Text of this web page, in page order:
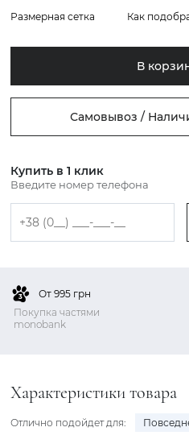
Размерная сетка Как
В
Самовывоз /
Купить в 1 клик
Введите номер телефона
От 995 грн
Покупка частями
monobank
Характеристики товара
Отлично подойдет для: